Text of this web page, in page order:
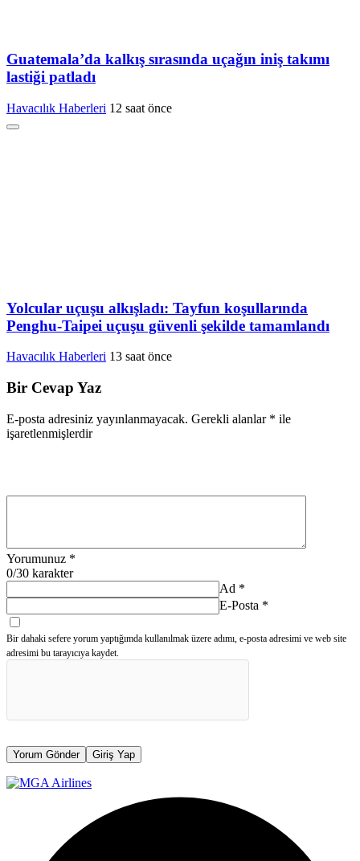
Guatemala’da kalkış sırasında uçağın iniş takımı
lastiği patladı
Havacılık Haberleri 12 saat önce
Yolcular uçuşu alkışladı: Tayfun koşullarında
Penghu-Taipei uçuşu güvenli şekilde tamamlandı
Havacılık Haberleri 13 saat önce
Bir Cevap Yaz
E-posta adresiniz yayınlanmayacak. Gerekli alanlar * ile
işaretlenmişlerdir
Yorumunuz *
0/30 karakter
Ad *
E-Posta *
Bir dahaki sefere yorum yaptığımda kullanılmak üzere adımı, e-posta adresimi ve web site
adresimi bu tarayıcıya kaydet.
Yorum Gönder Giriş Yap